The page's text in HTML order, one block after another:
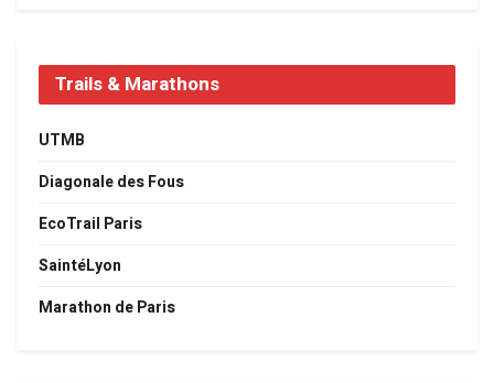
Trails & Marathons
UTMB
Diagonale des Fous
EcoTrail Paris
SaintéLyon
Marathon de Paris